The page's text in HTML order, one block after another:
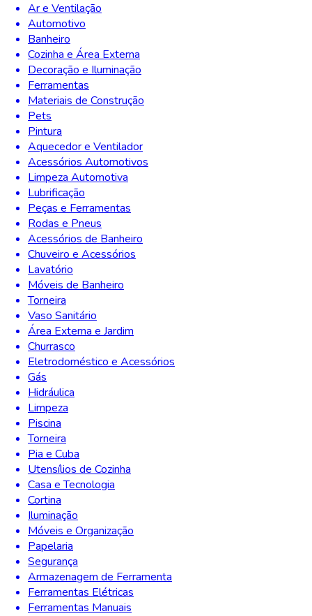
Ar e Ventilação
Automotivo
Banheiro
Cozinha e Área Externa
Decoração e Iluminação
Ferramentas
Materiais de Construção
Pets
Pintura
Aquecedor e Ventilador
Acessórios Automotivos
Limpeza Automotiva
Lubrificação
Peças e Ferramentas
Rodas e Pneus
Acessórios de Banheiro
Chuveiro e Acessórios
Lavatório
Móveis de Banheiro
Torneira
Vaso Sanitário
Área Externa e Jardim
Churrasco
Eletrodoméstico e Acessórios
Gás
Hidráulica
Limpeza
Piscina
Torneira
Pia e Cuba
Utensílios de Cozinha
Casa e Tecnologia
Cortina
Iluminação
Móveis e Organização
Papelaria
Segurança
Armazenagem de Ferramenta
Ferramentas Elétricas
Ferramentas Manuais